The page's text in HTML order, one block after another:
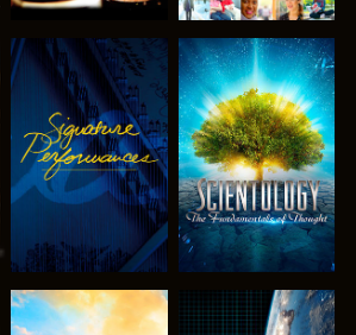
KIJK
VERKEN DE
SERIE